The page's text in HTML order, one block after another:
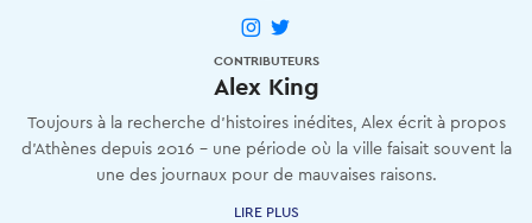
CONTRIBUTEURS
Alex King
Toujours à la recherche d'histoires inédites, Alex écrit à propos
d'Athènes depuis 2016 - une période où la ville faisait souvent la
une des journaux pour de mauvaises raisons.
LIRE PLUS